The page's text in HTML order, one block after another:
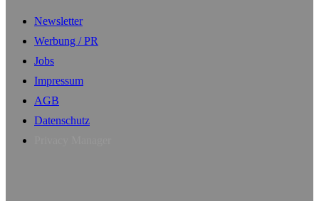
Newsletter
Werbung / PR
Jobs
Impressum
AGB
Datenschutz